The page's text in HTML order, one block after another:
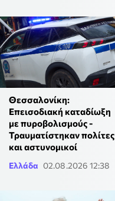
Θεσσαλονίκη:
Επεισοδιακή καταδίωξη
με πυροβολισμούς -
Τραυματίστηκαν πολίτες
και αστυνομικοί
Ελλάδα 02.08.2026 12:38